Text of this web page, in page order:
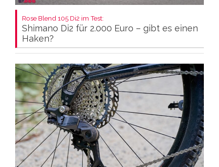
Rose Blend 105 Di2 im Test:
Shimano Di2 für 2.000 Euro – gibt es einen
Haken?